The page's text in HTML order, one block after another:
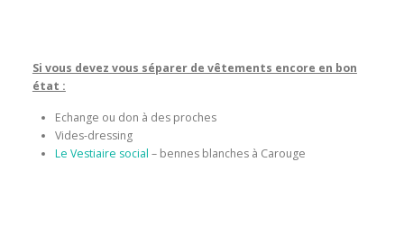
Si vous devez vous séparer de vêtements encore en bon
état :
Echange ou don à des proches
Vides-dressing
Le Vestiaire social – bennes blanches à Carouge